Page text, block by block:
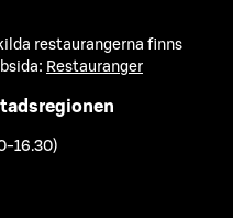
restaurangerna finns
Restauranger
16.30)